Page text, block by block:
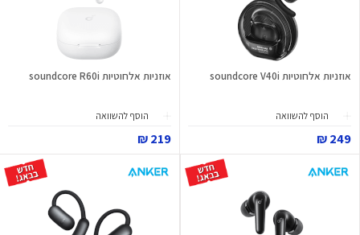
אוזניות אלחוטיות soundcore V40i
הוסף להשוואה
249 ₪
אוזניות אלחוטיות soundcore R60i
הוסף להשוואה
219 ₪